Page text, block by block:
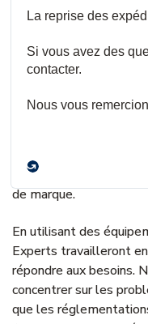
de produits et de
Le service Etude
multidisciplinaire des
aurez accès à la plus
Nous vous aiderons à
fournissant la solution
de marque.
En utilisant des
Experts travailleront
répondre aux besoins.
concentrer sur les
que les